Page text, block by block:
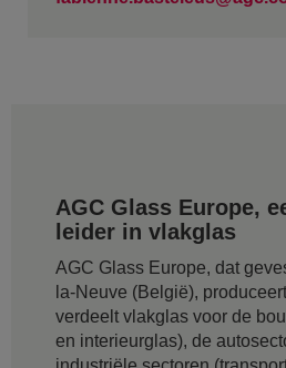
AGC Glass Europe,
leider in vlakglas
AGC Glass Europe, dat
la-Neuve (België),
verdeelt vlakglas voor de
en interieurglas), de